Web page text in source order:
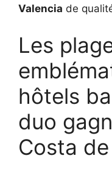
Valencia de
Les plages
hôtels
duo
Costa